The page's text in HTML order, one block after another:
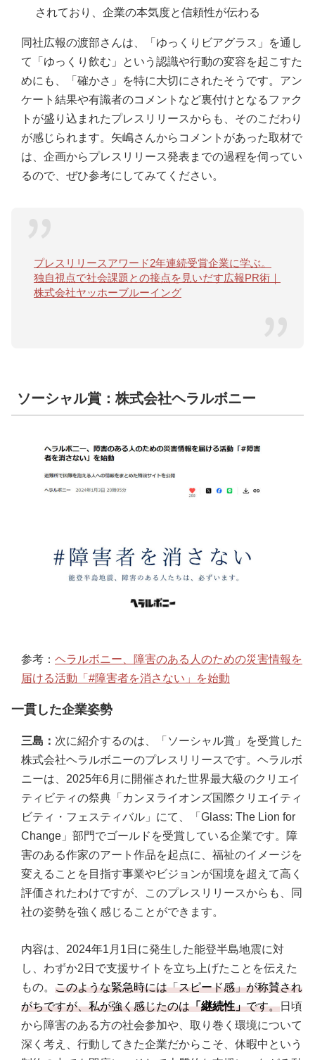
されており、企業の本気度と信頼性が伝わる
同社広報の渡部さんは、「ゆっくりビアグラス」を通し
て「ゆっくり飲む」という認識や行動の変容を起こすた
めにも、「確かさ」を特に大切にされたそうです。アン
ケート結果や有識者のコメントなど裏付けとなるファク
トが盛り込まれたプレスリリースからも、そのこだわり
が感じられます。矢嶋さんからコメントがあった取材で
は、企画からプレスリリース発表までの過程を伺ってい
るので、ぜひ参考にしてみてください。
プレスリリースアワード2年連続受賞企業に学ぶ。
独自視点で社会課題との接点を見いだす広報PR術｜
株式会社ヤッホーブルーイング
ソーシャル賞：株式会社ヘラルボニー
参考： ヘラルボニー、障害のある人のための災害情報を
届ける活動「#障害者を消さない」を始動
一貫した企業姿勢
三島： 次に紹介するのは、「ソーシャル賞」を受賞した
株式会社ヘラルボニーのプレスリリースです。ヘラルボ
ニーは、2025年6月に開催された世界最大級のクリエイ
ティビティの祭典「カンヌライオンズ国際クリエイティ
ビティ・フェスティバル」にて、「Glass: The Lion for
Change」部門でゴールドを受賞している企業です。障
害のある作家のアート作品を起点に、福祉のイメージを
変えることを目指す事業やビジョンが国境を超えて高く
評価されたわけですが、このプレスリリースからも、同
社の姿勢を強く感じることができます。
内容は、2024年1月1日に発生した能登半島地震に対
し、わずか2日で支援サイトを立ち上げたことを伝えた
もの。 このような緊急時には「スピード感」が称賛され
がちですが、私が強く感じたのは「継続性」です。日頃
から障害のある方の社会参加や、取り巻く環境について
深く考え、行動してきた企業だからこそ、休暇中という